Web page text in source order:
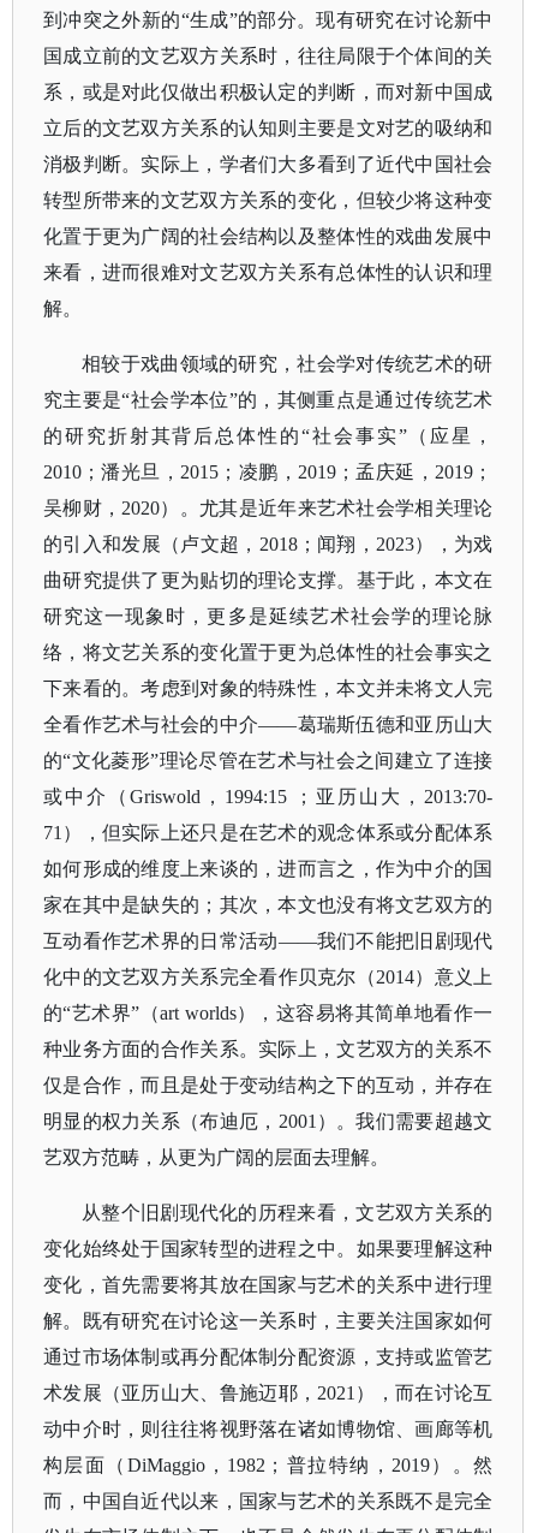
到冲突之外新的“生成”的部分。现有研究在讨论新中
国成立前的文艺双方关系时，往往局限于个体间的关
系，或是对此仅做出积极认定的判断，而对新中国成
立后的文艺双方关系的认知则主要是文对艺的吸纳和
消极判断。实际上，学者们大多看到了近代中国社会
转型所带来的文艺双方关系的变化，但较少将这种变
化置于更为广阔的社会结构以及整体性的戏曲发展中
来看，进而很难对文艺双方关系有总体性的认识和理
解。
相较于戏曲领域的研究，社会学对传统艺术的研
究主要是“社会学本位”的，其侧重点是通过传统艺术
的研究折射其背后总体性的“社会事实”（应星，
2010；潘光旦，2015；凌鹏，2019；孟庆延，2019；
吴柳财，2020）。尤其是近年来艺术社会学相关理论
的引入和发展（卢文超，2018；闻翔，2023），为戏
曲研究提供了更为贴切的理论支撑。基于此，本文在
研究这一现象时，更多是延续艺术社会学的理论脉
络，将文艺关系的变化置于更为总体性的社会事实之
下来看的。考虑到对象的特殊性，本文并未将文人完
全看作艺术与社会的中介——葛瑞斯伍德和亚历山大
的“文化菱形”理论尽管在艺术与社会之间建立了连接
或中介（Griswold，1994:15 ；亚历山大，2013:70-
71），但实际上还只是在艺术的观念体系或分配体系
如何形成的维度上来谈的，进而言之，作为中介的国
家在其中是缺失的；其次，本文也没有将文艺双方的
互动看作艺术界的日常活动——我们不能把旧剧现代
化中的文艺双方关系完全看作贝克尔（2014）意义上
的“艺术界”（art worlds），这容易将其简单地看作一
种业务方面的合作关系。实际上，文艺双方的关系不
仅是合作，而且是处于变动结构之下的互动，并存在
明显的权力关系（布迪厄，2001）。我们需要超越文
艺双方范畴，从更为广阔的层面去理解。
从整个旧剧现代化的历程来看，文艺双方关系的
变化始终处于国家转型的进程之中。如果要理解这种
变化，首先需要将其放在国家与艺术的关系中进行理
解。既有研究在讨论这一关系时，主要关注国家如何
通过市场体制或再分配体制分配资源，支持或监管艺
术发展（亚历山大、鲁施迈耶， 2021），而在讨论互
动中介时，则往往将视野落在诸如博物馆、画廊等机
构层面（DiMaggio，1982；普拉特纳，2019）。然
而，中国自近代以来，国家与艺术的关系既不是完全